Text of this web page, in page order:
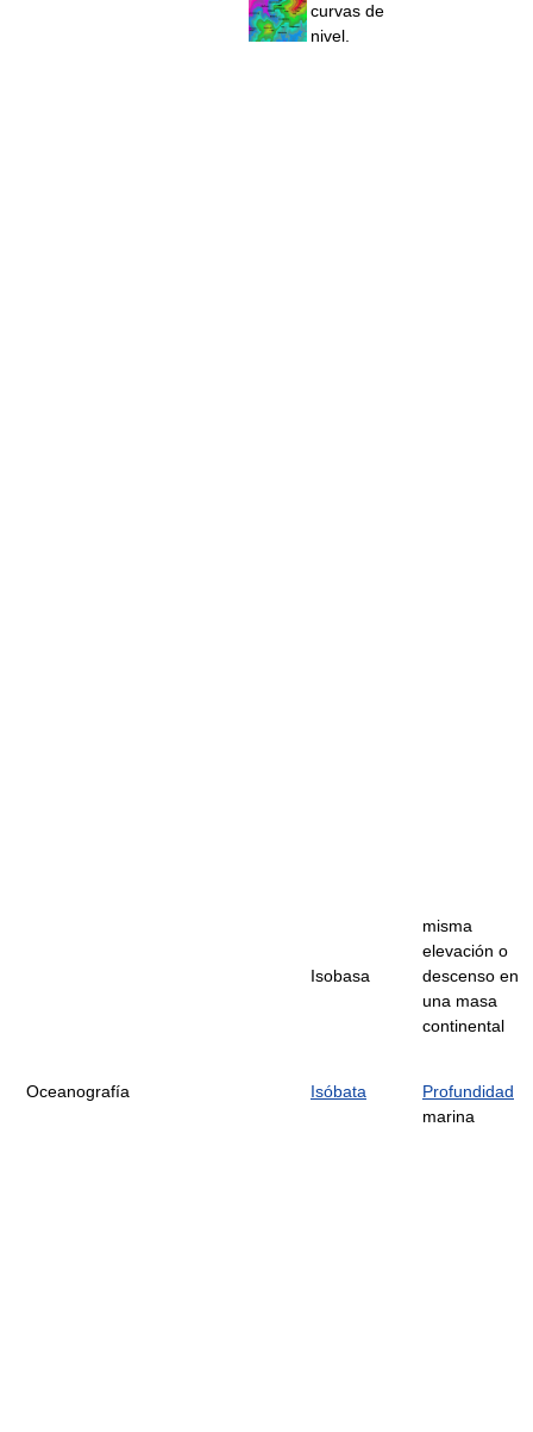
curvas de
nivel.
Isobasa
misma
elevación o
descenso en
una masa
continental
Oceanografía Isóbata
Profundidad
marina